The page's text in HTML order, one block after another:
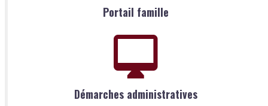
Portail famille
Démarches administratives